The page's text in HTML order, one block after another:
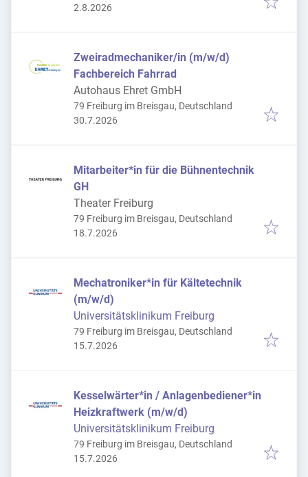
Veröffentlicht
2.8.2026
Zweiradmechaniker/in (m/w/d)
Fachbereich Fahrrad
Autohaus Ehret GmbH
79 Freiburg im Breisgau, Deutschland
Veröffentlicht
30.7.2026
Mitarbeiter*in für die Bühnentechnik
GH
Theater Freiburg
79 Freiburg im Breisgau, Deutschland
Veröffentlicht
18.7.2026
Mechatroniker*in für Kältetechnik
(m/w/d)
Universitätsklinikum Freiburg
79 Freiburg im Breisgau, Deutschland
Veröffentlicht
15.7.2026
Kesselwärter*in / Anlagenbediener*in
Heizkraftwerk (m/w/d)
Universitätsklinikum Freiburg
79 Freiburg im Breisgau, Deutschland
Veröffentlicht
15.7.2026